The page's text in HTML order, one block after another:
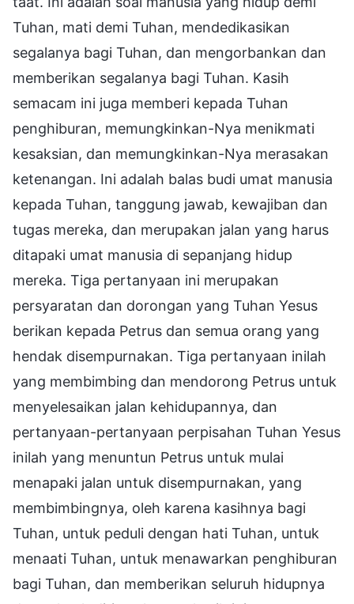
Tuhan, mati demi Tuhan, mendedikasikan
segalanya bagi Tuhan, dan mengorbankan dan
memberikan segalanya bagi Tuhan. Kasih
semacam ini juga memberi kepada Tuhan
penghiburan, memungkinkan-Nya menikmati
kesaksian, dan memungkinkan-Nya merasakan
ketenangan. Ini adalah balas budi umat manusia
kepada Tuhan, tanggung jawab, kewajiban dan
tugas mereka, dan merupakan jalan yang harus
ditapaki umat manusia di sepanjang hidup
mereka. Tiga pertanyaan ini merupakan
persyaratan dan dorongan yang Tuhan Yesus
berikan kepada Petrus dan semua orang yang
hendak disempurnakan. Tiga pertanyaan inilah
yang membimbing dan mendorong Petrus untuk
menyelesaikan jalan kehidupannya, dan
pertanyaan-pertanyaan perpisahan Tuhan Yesus
inilah yang menuntun Petrus untuk mulai
menapaki jalan untuk disempurnakan, yang
membimbingnya, oleh karena kasihnya bagi
Tuhan, untuk peduli dengan hati Tuhan, untuk
menaati Tuhan, untuk menawarkan penghiburan
bagi Tuhan, dan memberikan seluruh hidupnya